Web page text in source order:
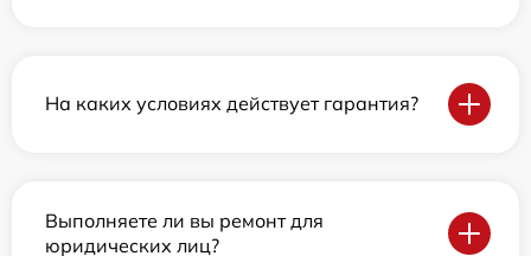
На каких условиях действует гарантия?
Выполняете ли вы ремонт для
юридических лиц?